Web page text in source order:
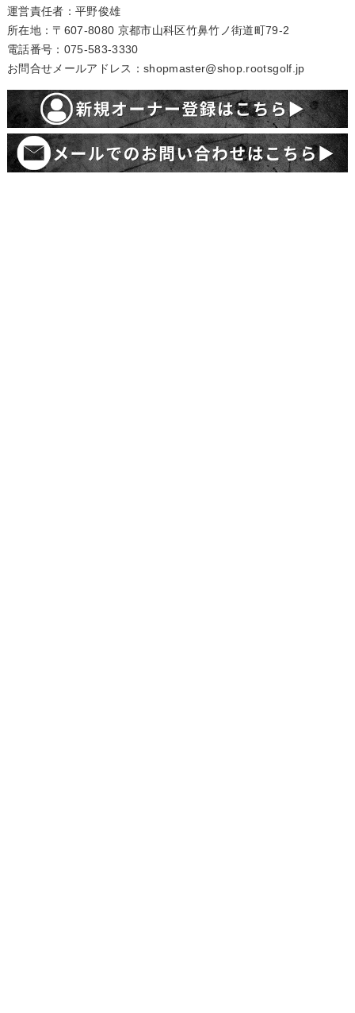
運営責任者：平野俊雄
所在地：〒607-8080 京都市山科区竹鼻竹ノ街道町79-2
電話番号：075-583-3330
お問合せメールアドレス：shopmaster@shop.rootsgolf.jp